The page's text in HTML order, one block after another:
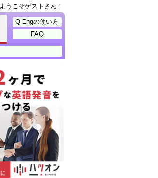
ようこそゲストさん！
Q-Engの使い方
FAQ